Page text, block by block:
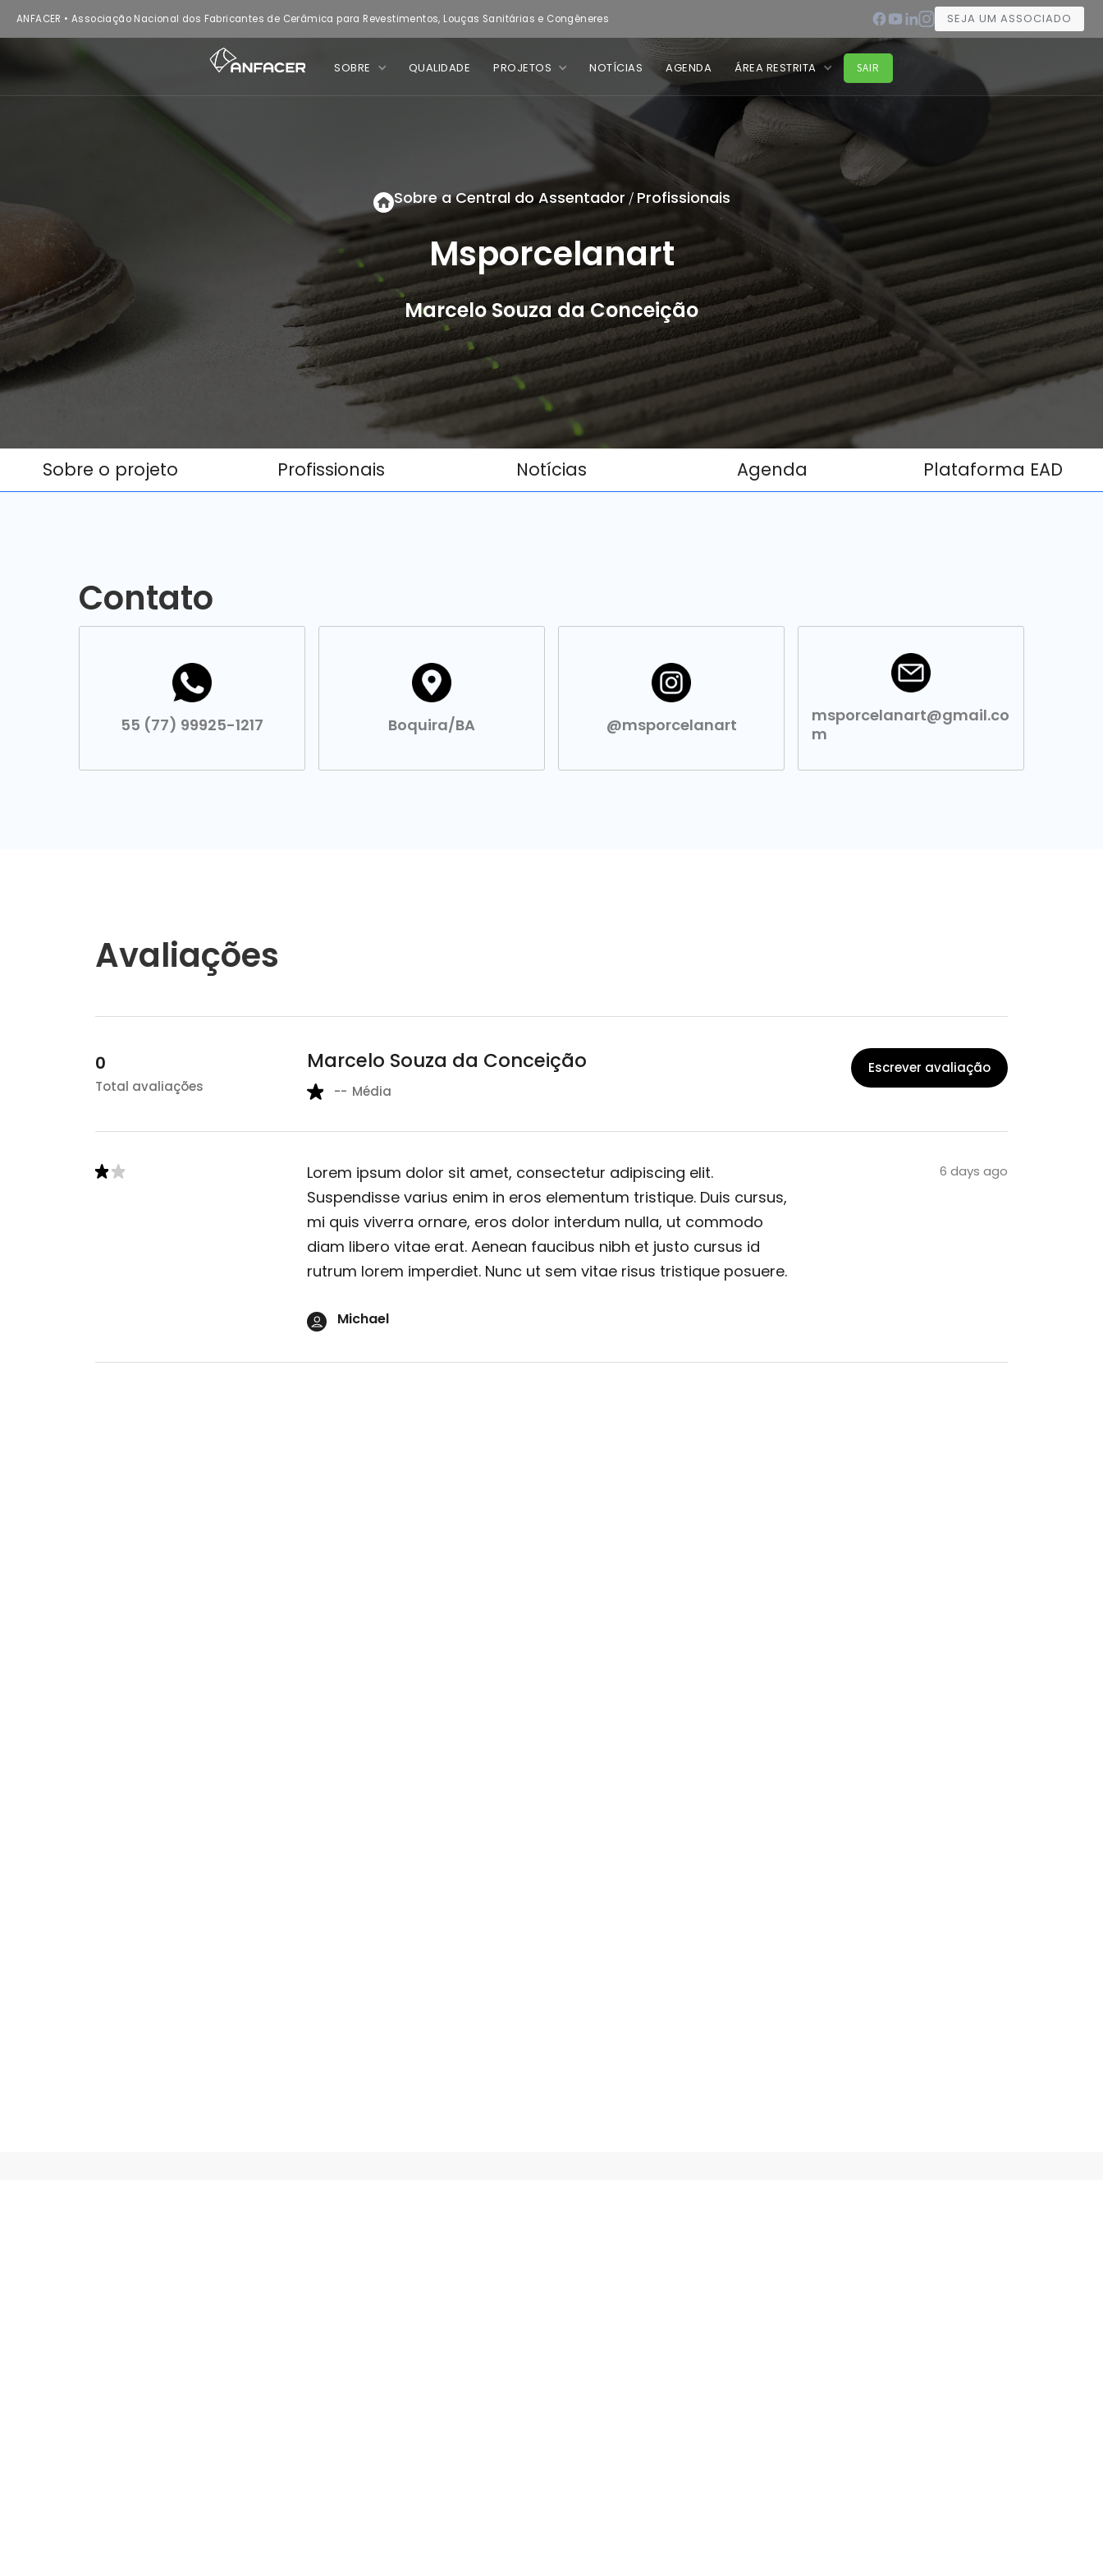
ANFACER • Associação Nacional dos Fabricantes de Cerâmica para Revestimentos, Louças Sanitárias e Congêneres SEJA UM ASSOCIADO
SOBRE QUALIDADE PROJETOS NOTÍCIAS AGENDA ÁREA RESTRITA SAIR
Sobre a Central do Assentador / Profissionais
Msporcelanart
Marcelo Souza da Conceição
Sobre o projeto Profissionais Notícias Agenda Plataforma EAD
Contato
55 (77) 99925-1217 Boquira/BA @msporcelanart
msporcelanart@gmail.co
m
Avaliações
0
Total avaliações
Marcelo Souza da Conceição
-- Média
Escrever avaliação
Lorem ipsum dolor sit amet, consectetur adipiscing elit.
Suspendisse varius enim in eros elementum tristique. Duis cursus,
mi quis viverra ornare, eros dolor interdum nulla, ut commodo
diam libero vitae erat. Aenean faucibus nibh et justo cursus id
rutrum lorem imperdiet. Nunc ut sem vitae risus tristique posuere.
Michael
6 days ago